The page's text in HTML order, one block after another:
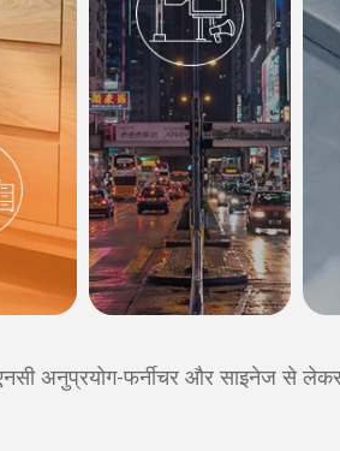
अनुप्रयोग-फर्नीचर और साइनेज से